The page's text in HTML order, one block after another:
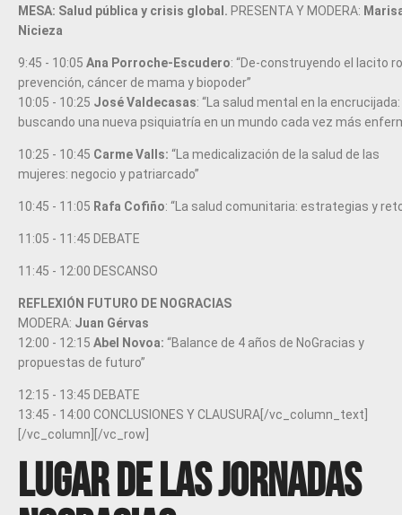
MESA: Salud pública y crisis global. PRESENTA Y MODERA:
Nicieza
9:45 - 10:05 Ana Porroche-Escudero: “De-construyendo el lacito
prevención, cáncer de mama y biopoder”
10:05 - 10:25 José Valdecasas: “La salud mental en la encrucijada:
buscando una nueva psiquiatría en un mundo cada vez más
10:25 - 10:45 Carme Valls: “La medicalización de la salud de las
mujeres: negocio y patriarcado”
10:45 - 11:05 Rafa Cofiño: “La salud comunitaria: estrategias y
11:05 - 11:45 DEBATE
11:45 - 12:00 DESCANSO
REFLEXIÓN FUTURO DE NOGRACIAS
MODERA: Juan Gérvas
12:00 - 12:15 Abel Novoa: “Balance de 4 años de NoGracias y
propuestas de futuro”
12:15 - 13:45 DEBATE
13:45 - 14:00 CONCLUSIONES Y CLAUSURA[/vc_column_text]
[/vc_column][/vc_row]
Lugar de las Jornadas